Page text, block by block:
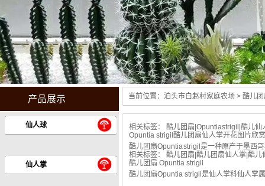
产品展示
Guang hui stoves center
仙人球
仙人掌
当前位置： 泊头市白赵村家庭农场 > 酷儿
相关标签： 酷儿团扇 Opuntiastrigil 酷儿仙
Opuntia strigil酷儿团扇仙人掌开花图片欣赏
酷儿团扇Opuntia strigil是一种原产于墨西
相关标签：
酷儿团扇 酷儿团扇仙人掌 酷儿
酷儿团扇 Opuntia strigil
酷儿团扇Opuntia strigil是仙人掌科仙人掌